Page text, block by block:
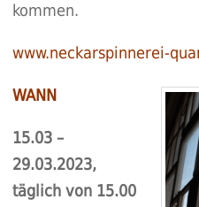
kommen.
www.neckarspinnerei-
WANN
15.03 –
29.03.2023,
täglich von 15.00